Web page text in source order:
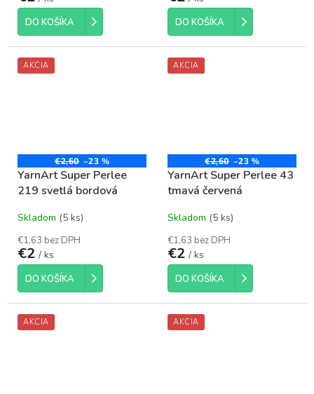
DO KOŠÍKA DO KOŠÍKA
AKCIA
€2,60 –23 %
YarnArt Super Perlee
219 svetlá bordová
Skladom (5 ks)
€1,63 bez DPH
€2 / ks
DO KOŠÍKA
AKCIA
€2,60 –23 %
YarnArt Super Perlee 43
tmavá červená
Skladom (5 ks)
€1,63 bez DPH
€2 / ks
DO KOŠÍKA
AKCIA AKCIA